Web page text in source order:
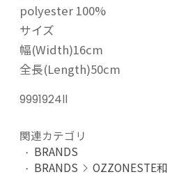
polyester 100%
サイズ
幅(Width)16cm
全長(Length)50cm
9991924ll
関連カテゴリ
BRANDS
BRANDS
OZZONESTE和